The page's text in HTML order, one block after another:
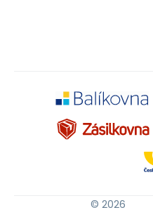
© 2026